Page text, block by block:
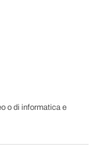
o di informatica e